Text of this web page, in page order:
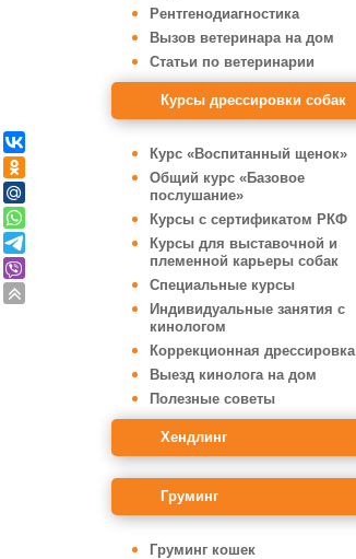
Рентгенодиагностика
Вызов ветеринара на дом
Статьи по ветеринарии
Курсы дрессировки собак
Курс «Воспитанный щенок»
Общий курс «Базовое
послушание»
Курсы с сертификатом РКФ
Курсы для выставочной и
племенной карьеры собак
Специальные курсы
Индивидуальные занятия с
кинологом
Коррекционная дрессировка
Выезд кинолога на дом
Полезные советы
Хендлинг
Груминг
Груминг кошек